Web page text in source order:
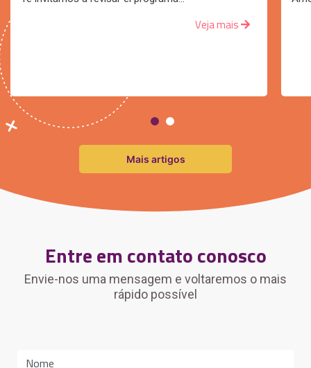
Veja mais
Mais artigos
Entre em contato conosco
Envie-nos uma mensagem e voltaremos o mais
rápido possível